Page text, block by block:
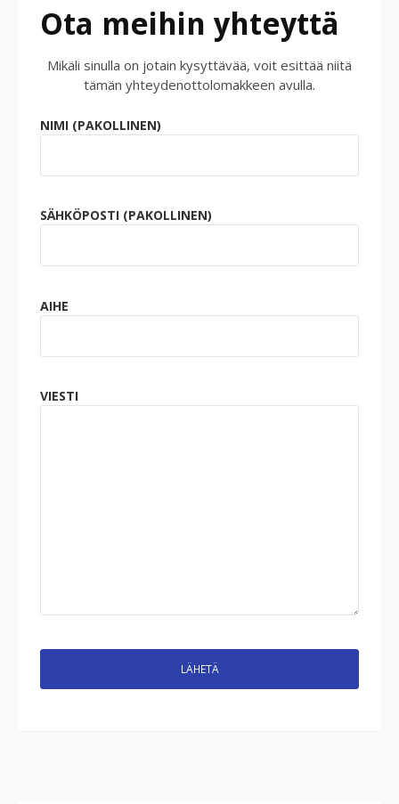
Ota meihin yhteyttä
Mikäli sinulla on jotain kysyttävää, voit esittää niitä
tämän yhteydenottolomakkeen avulla.
NIMI (PAKOLLINEN)
SÄHKÖPOSTI (PAKOLLINEN)
AIHE
VIESTI